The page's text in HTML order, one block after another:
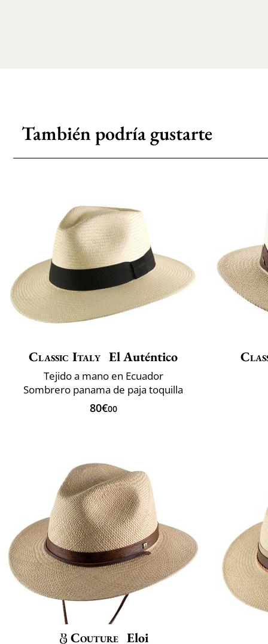
También podría gustarte
Classic Italy El Auténtico
Tejido a mano en Ecuador
Sombrero panama de paja toquilla
80€00
Couture Eloi